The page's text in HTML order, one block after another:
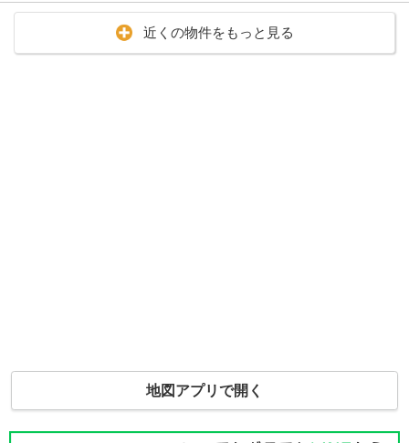
近くの物件をもっと見る
地図アプリで開く